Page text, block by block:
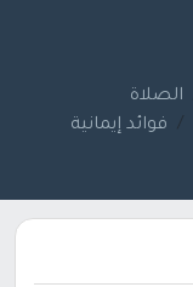
الصلاة
فوائد إيمانية